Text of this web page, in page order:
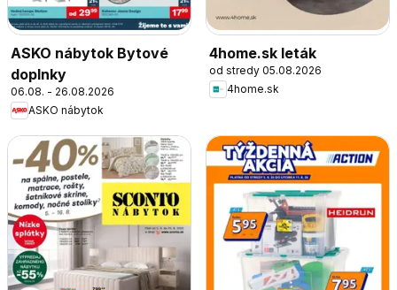
ASKO nábytok Bytové
doplnky
06.08. - 26.08.2026
ASKO nábytok
4home.sk leták
od stredy 05.08.2026
4home.sk